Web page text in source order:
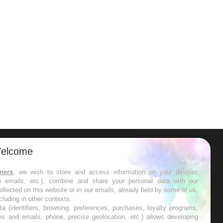
les semaines les meilleures
, we wish to store and access information on your devices
emails, etc.), combine and share your personal data with our
on this website or in our emails, already held by some of us,
in other contexts.
(identifiers, browsing, preferences, purchases, loyalty programs,
and emails, phone, precise geolocation, etc.) allows developing